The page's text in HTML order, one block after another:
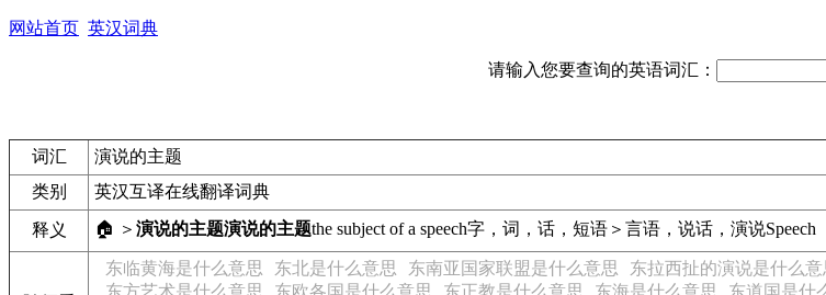
网站首页 英汉词典
请输入您要查询的英语词汇：
词汇
演说的主题
类别
英汉互译在线翻译词典
释义 🏠 ＞ 演说的主题演说的主题the subject of a speech字，词，话，短语＞言语，说话，演说Speech
东临黄海是什么意思 东北是什么意思 东南亚国家联盟是什么意思 东拉西扯的演说是什么意
东方艺术是什么意思
东欧各国是什么意思 东正教是什么意思 东海是什么意思 东道国是什